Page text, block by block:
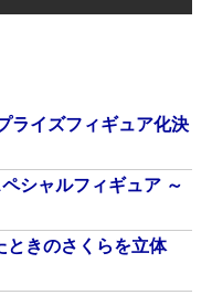
ライズフィギュア化決
シャルフィギュア ～
ときのさくらを立体